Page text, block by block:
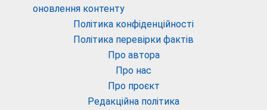
оновлення контенту
Політика конфіденційності
Політика перевірки фактів
Про автора
Про нас
Про проєкт
Редакційна політика